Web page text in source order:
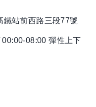
鐵站前西路三段77號
00:00-08:00 彈性上下